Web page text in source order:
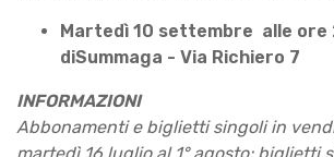
Martedì 10 settembre alle ore
diSummaga - Via Richiero 7
INFORMAZIONI
Abbonamenti e biglietti singoli in